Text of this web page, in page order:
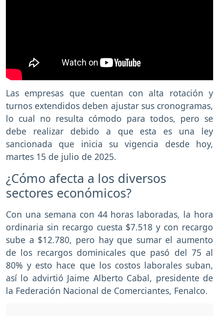
Las empresas que cuentan con alta rotación y
turnos extendidos deben ajustar sus cronogramas,
lo cual no resulta cómodo para todos, pero se
debe realizar debido a que esta es una ley
sancionada que inicia su vigencia desde hoy,
martes 15 de julio de 2025.
¿Cómo afecta a los diversos
sectores económicos?
Con una semana con 44 horas laboradas, la hora
ordinaria sin recargo cuesta $7.518 y con recargo
sube a $12.780, pero hay que sumar el aumento
de los recargos dominicales que pasó del 75 al
80% y esto hace que los costos laborales suban,
así lo advirtió Jaime Alberto Cabal, presidente de
la Federación Nacional de Comerciantes, Fenalco.